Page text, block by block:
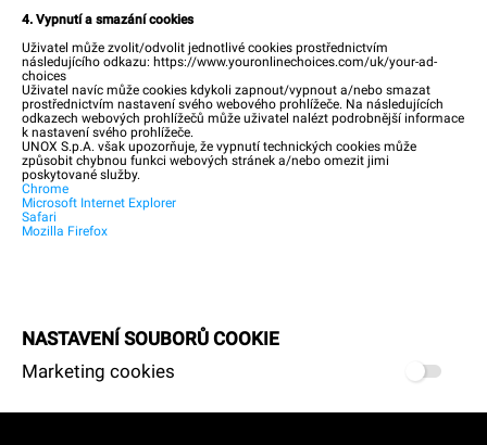
4. Vypnutí a smazání cookies
Uživatel může zvolit/odvolit jednotlivé cookies prostřednictvím
následujícího odkazu: https://www.youronlinechoices.com/uk/your-ad-
choices
Uživatel navíc může cookies kdykoli zapnout/vypnout a/nebo smazat
prostřednictvím nastavení svého webového prohlížeče. Na následujících
odkazech webových prohlížečů může uživatel nalézt podrobnější informace
k nastavení svého prohlížeče.
UNOX S.p.A. však upozorňuje, že vypnutí technických cookies může
způsobit chybnou funkci webových stránek a/nebo omezit jimi
poskytované služby.
Chrome
Microsoft Internet Explorer
Safari
Mozilla Firefox
NASTAVENÍ SOUBORŮ COOKIE
Marketing cookies